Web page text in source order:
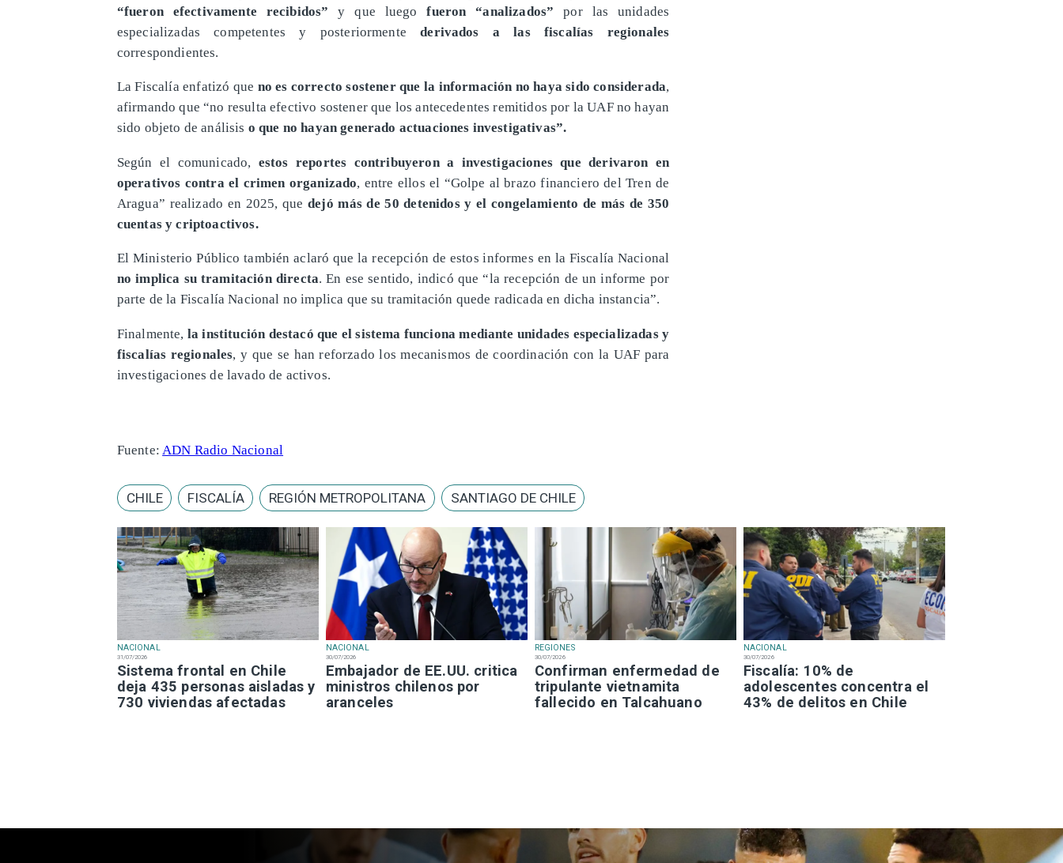
NACIONAL
31/07/2026
Sistema frontal en Chile
deja 435 personas aisladas y
730 viviendas afectadas
NACIONAL
30/07/2026
Embajador de EE.UU. critica
ministros chilenos por
aranceles
REGIONES
30/07/2026
Confirman enfermedad de
tripulante vietnamita
fallecido en Talcahuano
NACIONAL
30/07/2026
Fiscalía: 10% de
adolescentes concentra el
43% de delitos en Chile
“fueron efectivamente recibidos” y que luegofueron “analizados” por las unidades
especializadas competentes y posteriormentederivados a las fiscalías regionales
correspondientes.
La Fiscalía enfatizó que no es correcto sostener que la información no haya sido considerada,
afirmando que “no resulta efectivo sostener que los antecedentes remitidos por la UAF no hayan
sido objeto de análisis o que no hayan generado actuaciones investigativas”.
Según el comunicado, estos reportes contribuyeron a investigaciones que derivaron en
operativos contra el crimen organizado, entre ellos el “Golpe al brazo financiero del Tren de
Aragua” realizado en 2025, quedejó más de 50 detenidos y el congelamiento de más de 350
cuentas y criptoactivos.
El Ministerio Público también aclaró que la recepción de estos informes en la Fiscalía Nacional
no implica su tramitación directa. En ese sentido, indicó que “la recepción de un informe por
parte de la Fiscalía Nacional no implica que su tramitación quede radicada en dicha instancia”.
Finalmente, la institución destacó que el sistema funciona mediante unidades especializadas y
fiscalías regionales, y que se han reforzado los mecanismos de coordinación con la UAF para
investigaciones de lavado de activos.
Fuente:ADN Radio Nacional
CHILE FISCALÍA REGIÓN METROPOLITANA SANTIAGO DE CHILE